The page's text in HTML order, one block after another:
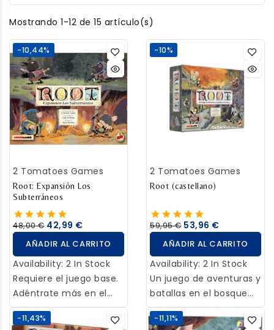
Mostrando 1-12 de 15 artículo(s)
-10,44%
2 Tomatoes Games
Root: Expansión Los
Subterráneos
48,00 € 42,99 €
AÑADIR AL CARRITO
Availability: 2 In Stock
Requiere el juego base.
Adéntrate más en el
mundo de Root con la
Expansión “Los
-10%
2 Tomatoes Games
Root (castellano)
59,95 € 53,96 €
AÑADIR AL CARRITO
Availability: 2 In Stock
Un juego de aventuras y
batallas en el bosque
Root es el juego de
guerra y aventura
-11,43% -11,11%